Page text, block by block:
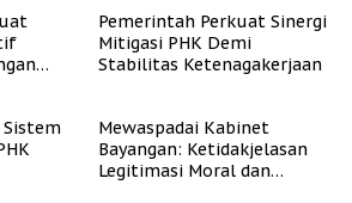
Pemerintah Perkuat Sinergi
Mitigasi PHK Demi
Stabilitas Ketenagakerjaan
Mewaspadai Kabinet
Bayangan: Ketidakjelasan
Legitimasi Moral dan